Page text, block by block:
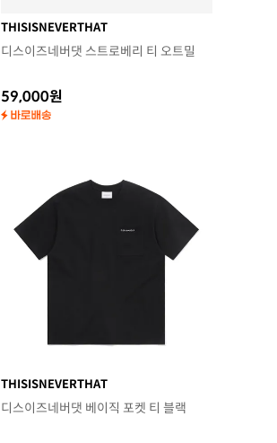
THISISNEVERTHAT
디스이즈네버댓 스트로베리 티 오트밀
59,000원
THISISNEVERTHAT
디스이즈네버댓 베이직 포켓 티 블랙